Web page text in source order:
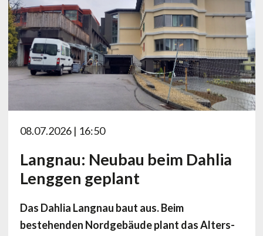
08.07.2026 | 16:50
Langnau: Neubau beim Dahlia
Lenggen geplant
Das Dahlia Langnau baut aus. Beim
bestehenden Nordgebäude plant das Alters-